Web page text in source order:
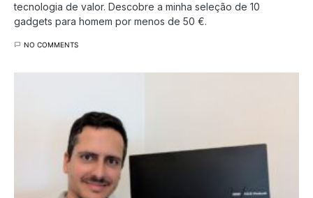
tecnologia de valor. Descobre a minha seleção de 10
gadgets para homem por menos de 50 €.
NO COMMENTS